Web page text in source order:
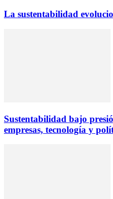
La sustentabilidad
Sustentabilidad bajo
empresas, tecnología y